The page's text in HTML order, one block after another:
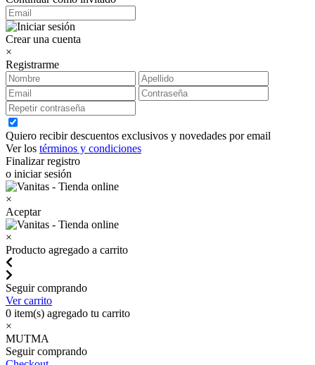
Crear una cuenta
×
Registrarme
Quiero recibir descuentos exclusivos y novedades por email
Ver los términos y condiciones
Finalizar registro
o iniciar sesión
×
Aceptar
×
Producto agregado a carrito
Seguir comprando
Ver carrito
0 item(s) agregado tu carrito
×
MUTMA
Seguir comprando